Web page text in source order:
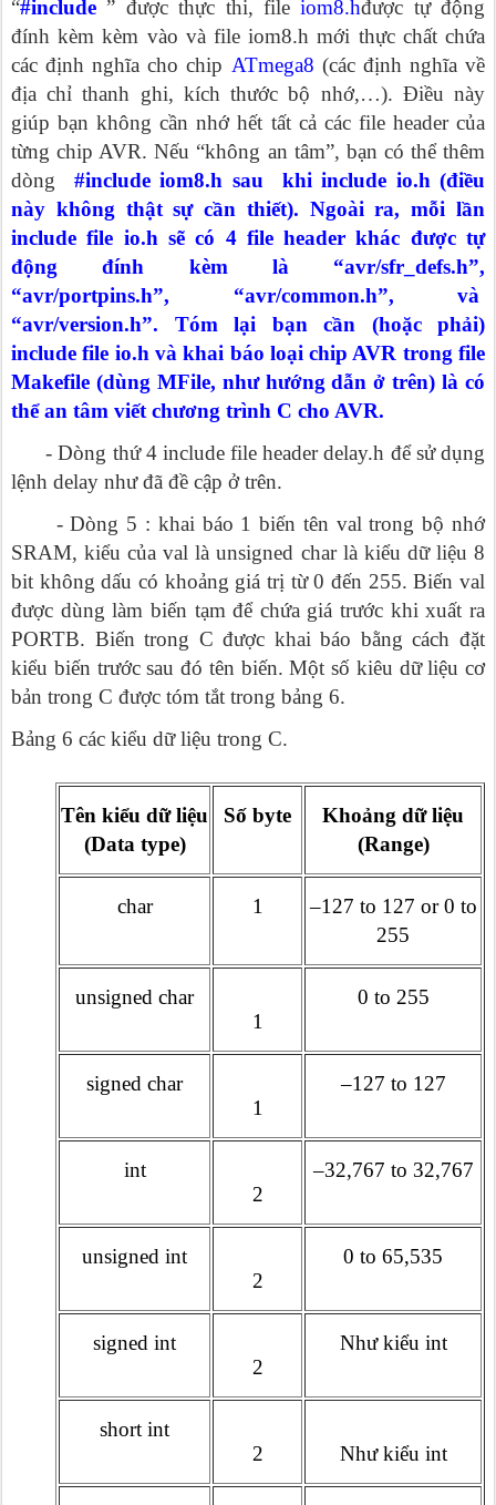
“#include ” được thực thi, fileiom8.hđược tự động
đính kèm kèm vào và file iom8.h mới thực chất chứa
các định nghĩa cho chip ATmega8 (các định nghĩa về
địa chỉ thanh ghi, kích thước bộ nhớ,…). Điều này
giúp bạn không cần nhớ hết tất cả các file header của
từng chip AVR. Nếu “không an tâm”, bạn có thể thêm
dòng #include iom8.h sau khi include io.h (điều
này không thật sự cần thiết). Ngoài ra, mỗi lần
include file io.h sẽ có 4 file header khác được tự
động đính kèm là “avr/sfr_defs.h”,
“avr/portpins.h”, “avr/common.h”, và
“avr/version.h”. Tóm lại bạn cần (hoặc phải)
include file io.h và khai báo loại chip AVR trong file
Makefile (dùng MFile, như hướng dẫn ở trên) là có
thể an tâm viết chương trình C cho AVR.
- Dòng thứ 4 include file header delay.h để sử dụng
lệnh delay như đã đề cập ở trên.
- Dòng 5 : khai báo 1 biến tên val trong bộ nhớ
SRAM, kiểu của val là unsigned char là kiểu dữ liệu 8
bit không dấu có khoảng giá trị từ 0 đến 255. Biến val
được dùng làm biến tạm để chứa giá trước khi xuất ra
PORTB. Biến trong C được khai báo bằng cách đặt
kiểu biến trước sau đó tên biến. Một số kiêu dữ liệu cơ
bản trong C được tóm tắt trong bảng 6.
Bảng 6 các kiểu dữ liệu trong C.
Tên kiểu dữ liệu
(Data type)
Số byte
Khoảng dữ liệu
(Range)
char 1
–127 to 127 or 0 to
255
unsigned char
1
0 to 255
signed char
1
–127 to 127
int
2
–32,767 to 32,767
unsigned int
2
0 to 65,535
signed int
2
Như kiểu int
short int
2
Như kiểu int